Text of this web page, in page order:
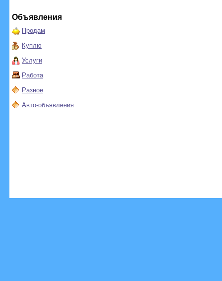
Объявления
Продам
Куплю
Услуги
Работа
Разное
Авто-объявления